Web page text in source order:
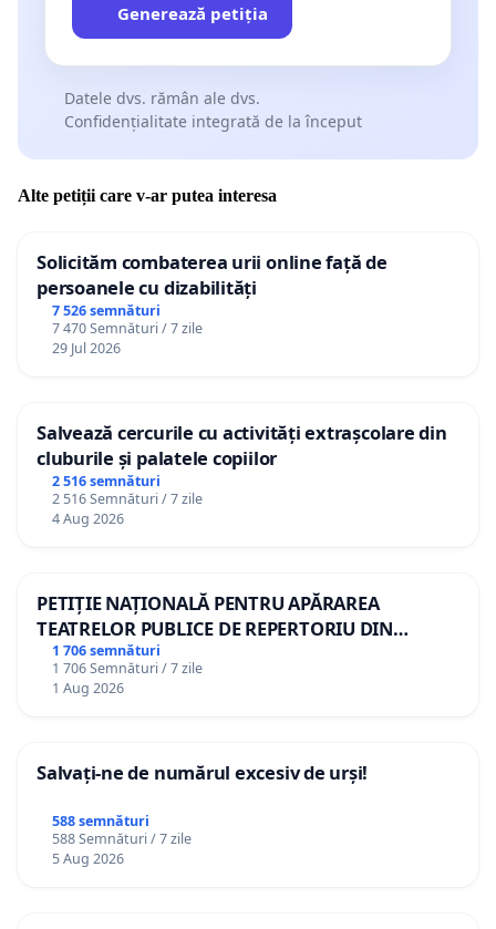
Generează petiția
Datele dvs. rămân ale dvs.
Confidențialitate integrată de la început
Alte petiții care v-ar putea interesa
Solicităm combaterea urii online față de
persoanele cu dizabilități
7 526 semnături
7 470 Semnături / 7 zile
29 Jul 2026
Salvează cercurile cu activități extrașcolare din
cluburile și palatele copiilor
2 516 semnături
2 516 Semnături / 7 zile
4 Aug 2026
PETIȚIE NAȚIONALĂ PENTRU APĂRAREA
TEATRELOR PUBLICE DE REPERTORIU DIN
ROMÂNIA
1 706 semnături
1 706 Semnături / 7 zile
1 Aug 2026
Salvați-ne de numărul excesiv de urși!
588 semnături
588 Semnături / 7 zile
5 Aug 2026